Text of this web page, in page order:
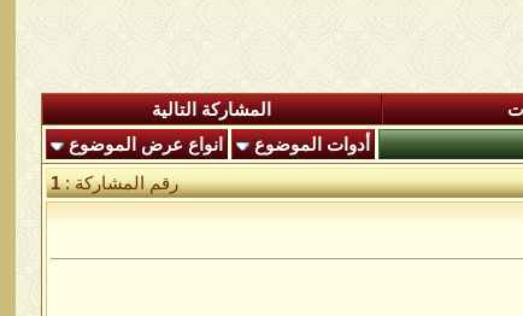
المشاركة التالية
أدوات الموضوع
انواع عرض الموضوع
رقم المشاركة :1